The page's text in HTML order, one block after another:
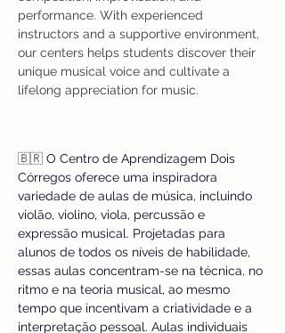
performance. With experienced
instructors and a supportive environment,
our centers helps students discover their
unique musical voice and cultivate a
lifelong appreciation for music.
🇧🇷 O Centro de Aprendizagem Dois
Córregos oferece uma inspiradora
variedade de aulas de música, incluindo
violão, violino, viola, percussão e
expressão musical. Projetadas para
alunos de todos os níveis de habilidade,
essas aulas concentram-se na técnica, no
ritmo e na teoria musical, ao mesmo
tempo que incentivam a criatividade e a
interpretação pessoal. Aulas individuais